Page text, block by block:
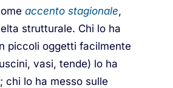
accento stagionale,
strutturale. Chi lo ha
piccoli oggetti facilmente
vasi, tende) lo ha
chi lo ha messo sulle